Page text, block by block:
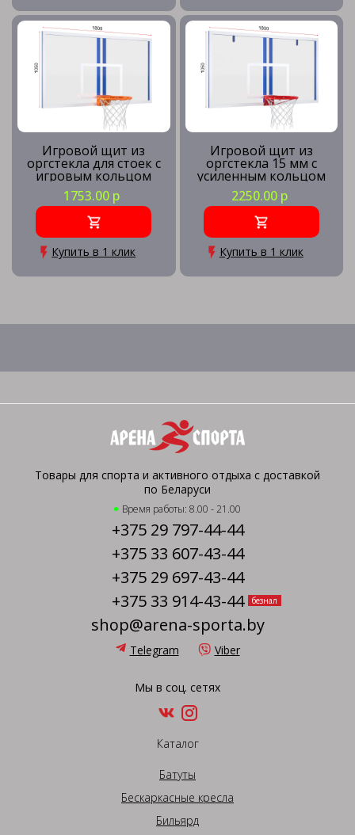
Игровой щит из
оргстекла для стоек с
игровым кольцом
1753.00 р
Купить в 1 клик
Игровой щит из
оргстекла 15 мм с
усиленным кольцом
2250.00 р
Купить в 1 клик
Товары для спорта и активного отдыха с доставкой
по Беларуси
Время работы: 8.00 - 21.00
+375 29 797-44-44
+375 33 607-43-44
+375 29 697-43-44
+375 33 914-43-44
безнал
shop@arena-sporta.by
Telegram Viber
Мы в соц. сетях
Каталог
Батуты
Бескаркасные кресла
Бильярд